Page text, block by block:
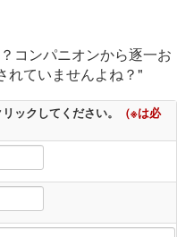
コンパニオンから逐一お
れていませんよね？"
ックしてください。
（※は必